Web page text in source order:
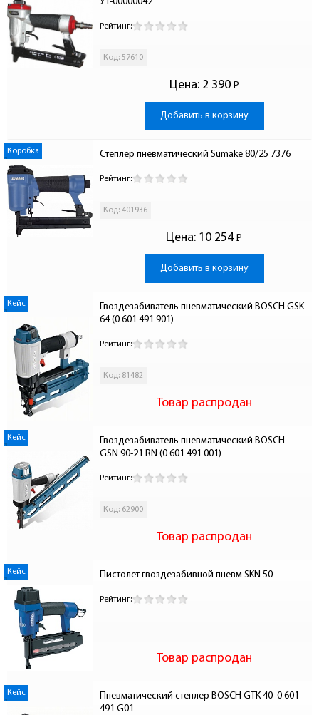
Рейтинг:
Код: 57610
Цена: 2 390 Р
-
Добавить в корзину
Коробка Степлер пневматический Sumake 80/25 7376
Рейтинг:
Код: 401936
Цена: 10 254 Р
-
Добавить в корзину
Кейс
Гвоздезабиватель пневматический BOSCH GSK
64 (0 601 491 901)
Рейтинг:
Код: 81482
Товар распродан
Кейс
Гвоздезабиватель пневматический BOSCH
GSN 90-21 RN (0 601 491 001)
Рейтинг:
Код: 62900
Товар распродан
Кейс Пистолет гвоздезабивной пневм SKN 50
Рейтинг:
Товар распродан
Кейс
Пневматический степлер BOSCH GTK 40  0 601
491 G01